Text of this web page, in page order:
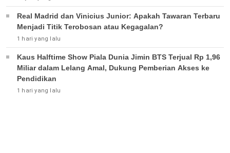
Real Madrid dan Vinicius Junior: Apakah Tawaran Terbaru
Menjadi Titik Terobosan atau Kegagalan?
1 hari yang lalu
Kaus Halftime Show Piala Dunia Jimin BTS Terjual Rp 1,96
Miliar dalam Lelang Amal, Dukung Pemberian Akses ke
Pendidikan
1 hari yang lalu